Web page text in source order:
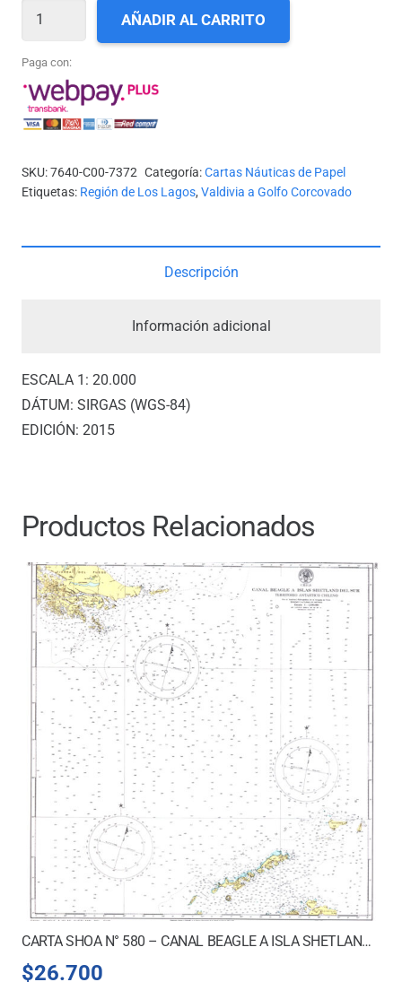
CARTA
N°
7372
ESTERO
*
AÑADIR AL CARRITO
Paga con:
SKU:7640-C00-7372 Categoría:Cartas Náuticas de Papel
Etiquetas: Región de Los Lagos, Valdivia a Golfo Corcovado
Descripción
Información adicional
ESCALA 1: 20.000
DÁTUM: SIRGAS (WGS-84)
EDICIÓN: 2015
Productos Relacionados
CARTA SHOA N° 580 – CANAL BEAGLE A ISLA SHETLAND DEL SUR
$26.700